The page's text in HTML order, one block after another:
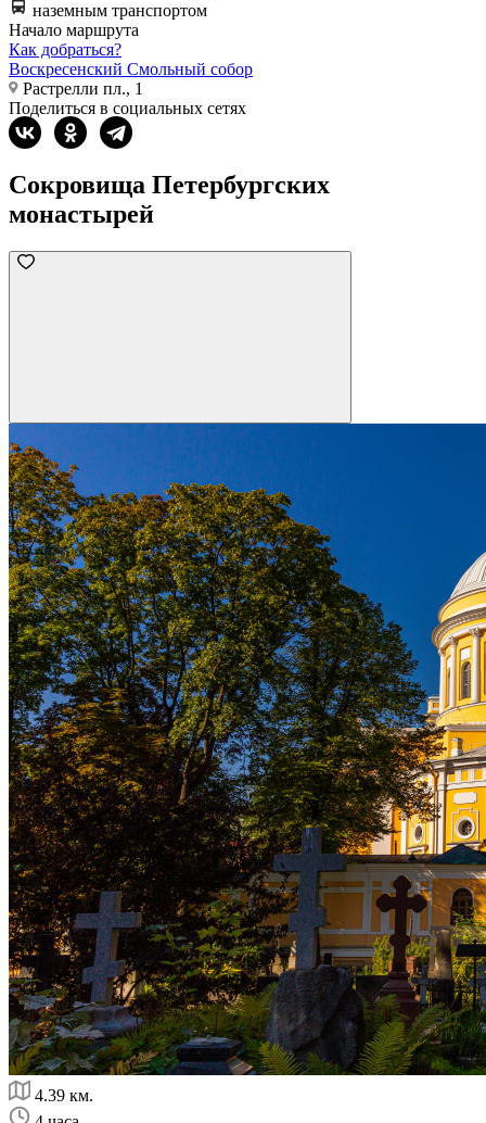
наземным транспортом
Начало маршрута
Как добраться?
Воскресенский Смольный собор
Растрелли пл., 1
Поделиться в социальных сетях
Сокровища Петербургских
монастырей
4.39 км.